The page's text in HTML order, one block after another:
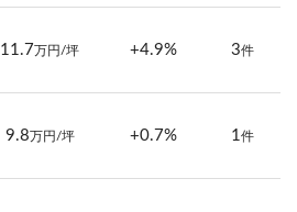
11.7 万円/坪 +4.9% 3件
9.8 万円/坪 +0.7% 1件